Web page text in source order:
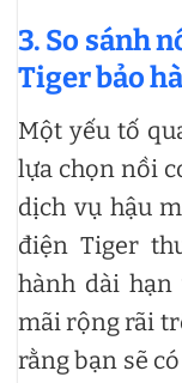
3. So sánh
Tigerbảo
Một yếu tố
lựa chọn nồi
dịch vụ hậu
điện Tiger
hành dài
mãi rộng rãi
rằng bạn sẽ